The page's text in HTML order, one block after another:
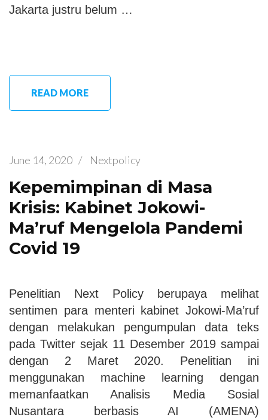
Jakarta justru belum …
READ MORE
June 14, 2020 / Nextpolicy
Kepemimpinan di Masa
Krisis: Kabinet Jokowi-
Ma’ruf Mengelola Pandemi
Covid 19
Penelitian Next Policy berupaya melihat
sentimen para menteri kabinet Jokowi-Ma’ruf
dengan melakukan pengumpulan data teks
pada Twitter sejak 11 Desember 2019 sampai
dengan 2 Maret 2020. Penelitian ini
menggunakan machine learning dengan
memanfaatkan Analisis Media Sosial
Nusantara berbasis AI (AMENA)